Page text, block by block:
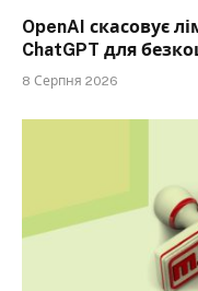
OpenAI скасовує
ChatGPT для
8 Серпня 2026